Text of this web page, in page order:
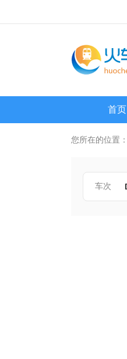
首页
您所在的位置：
车次